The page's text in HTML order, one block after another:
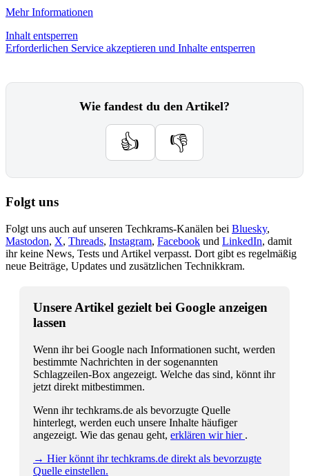
Mehr Informationen
Inhalt entsperren
Erforderlichen Service akzeptieren und Inhalte entsperren
Wie fandest du den Artikel?
👍 👎
Folgt uns
Folgt uns auch auf unseren Techkrams-Kanälen bei Bluesky,
Mastodon, X, Threads, Instagram, Facebook und LinkedIn, damit
ihr keine News, Tests und Artikel verpasst. Dort gibt es regelmäßig
neue Beiträge, Updates und zusätzlichen Technikkram.
Unsere Artikel gezielt bei Google anzeigen
lassen
Wenn ihr bei Google nach Informationen sucht, werden
bestimmte Nachrichten in der sogenannten
Schlagzeilen-Box angezeigt. Welche das sind, könnt ihr
jetzt direkt mitbestimmen.
Wenn ihr techkrams.de als bevorzugte Quelle
hinterlegt, werden euch unsere Inhalte häufiger
angezeigt. Wie das genau geht, erklären wir hier .
→ Hier könnt ihr techkrams.de direkt als bevorzugte
Quelle einstellen.